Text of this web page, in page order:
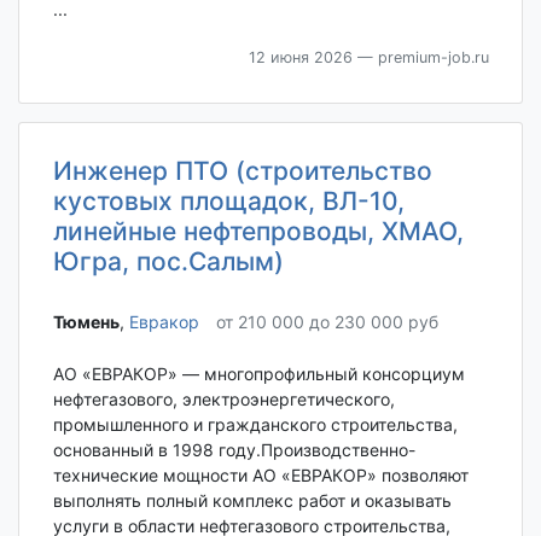
...
12 июня 2026 — premium-job.ru
Инженер ПТО (строительство
кустовых площадок, ВЛ-10,
линейные нефтепроводы, ХМАО,
Югра, пос.Салым)
Тюмень‎, Евракор от 210 000 до 230 000 руб
АО «ЕВРАКОР» — многопрофильный консорциум
нефтегазового, электроэнергетического,
промышленного и гражданского строительства,
основанный в 1998 году.Производственно-
технические мощности АО «ЕВРАКОР» позволяют
выполнять полный комплекс работ и оказывать
услуги в области нефтегазового строительства,